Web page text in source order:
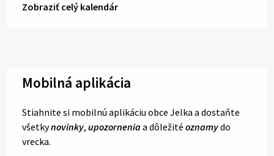
Zobraziť celý kalendár
Mobilná aplikácia
Stiahnite si mobilnú aplikáciu obce Jelka a dostaňte
všetkynovinky, upozorneniaa dôležité oznamydo
vrecka.